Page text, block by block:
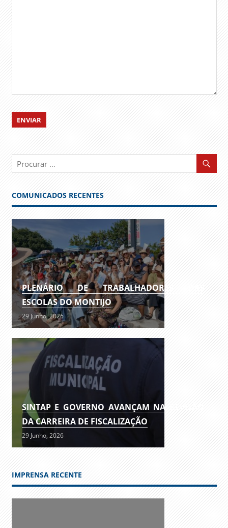
COMUNICADOS RECENTES
PLENÁRIO DE TRABALHADORES DAS
ESCOLAS DO MONTIJO
29 Junho, 2026
SINTAP E GOVERNO AVANÇAM NA REVISÃO
DA CARREIRA DE FISCALIZAÇÃO
29 Junho, 2026
IMPRENSA RECENTE